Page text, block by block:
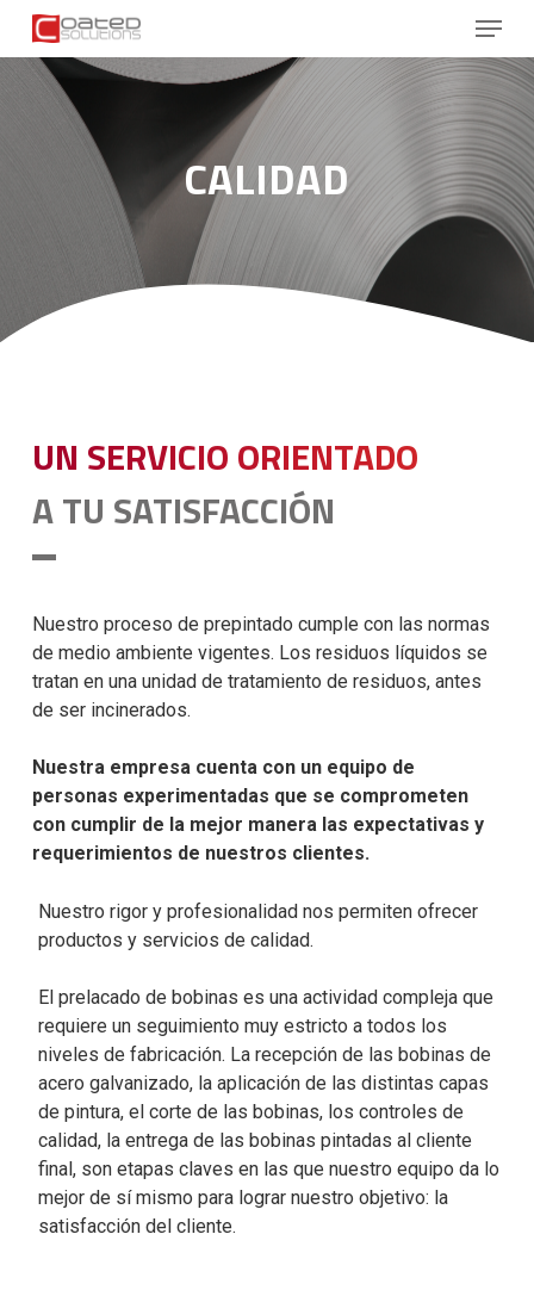
Skip
main
Menu
CALIDAD
UN SERVICIO ORIENTADO
A TU SATISFACCIÓN
Nuestro proceso de prepintado cumple con las normas
de medio ambiente vigentes. Los residuos líquidos se
tratan en una unidad de tratamiento de residuos, antes
de ser incinerados.
Nuestra empresa cuenta con un equipo de
personas experimentadas que se comprometen
con cumplir de la mejor manera las expectativas y
requerimientos de nuestros clientes.
Nuestro rigor y profesionalidad nos permiten ofrecer
productos y servicios de calidad.
El prelacado de bobinas es una actividad compleja que
requiere un seguimiento muy estricto a todos los
niveles de fabricación. La recepción de las bobinas de
acero galvanizado, la aplicación de las distintas capas
de pintura, el corte de las bobinas, los controles de
calidad, la entrega de las bobinas pintadas al cliente
final, son etapas claves en las que nuestro equipo da lo
mejor de sí mismo para lograr nuestro objetivo: la
satisfacción del cliente.
Close
Menu